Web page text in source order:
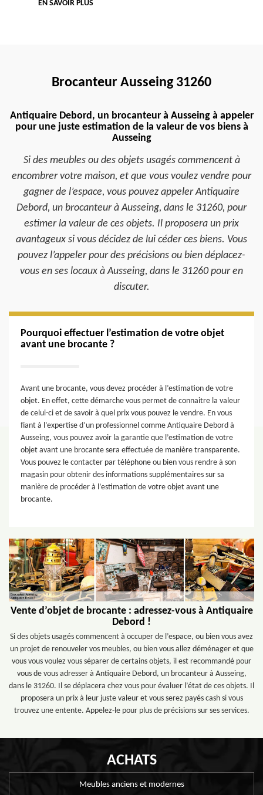
EN SAVOIR PLUS
Brocanteur Ausseing 31260
Antiquaire Debord, un brocanteur à Ausseing à appeler
pour une juste estimation de la valeur de vos biens à
Ausseing
Si des meubles ou des objets usagés commencent à
encombrer votre maison, et que vous voulez vendre pour
gagner de l’espace, vous pouvez appeler Antiquaire
Debord, un brocanteur à Ausseing, dans le 31260, pour
estimer la valeur de ces objets. Il proposera un prix
avantageux si vous décidez de lui céder ces biens. Vous
pouvez l’appeler pour des précisions ou bien déplacez-
vous en ses locaux à Ausseing, dans le 31260 pour en
discuter.
Pourquoi effectuer l’estimation de votre objet
avant une brocante ?
Avant une brocante, vous devez procéder à l’estimation de votre
objet. En effet, cette démarche vous permet de connaitre la valeur
de celui-ci et de savoir à quel prix vous pouvez le vendre. En vous
fiant à l’expertise d’un professionnel comme Antiquaire Debord à
Ausseing, vous pouvez avoir la garantie que l’estimation de votre
objet avant une brocante sera effectuée de manière transparente.
Vous pouvez le contacter par téléphone ou bien vous rendre à son
magasin pour obtenir des informations supplémentaires sur sa
manière de procéder à l’estimation de votre objet avant une
brocante.
Vente d’objet de brocante : adressez-vous à Antiquaire
Debord !
Si des objets usagés commencent à occuper de l’espace, ou bien vous avez
un projet de renouveler vos meubles, ou bien vous allez déménager et que
vous vous voulez vous séparer de certains objets, il est recommandé pour
vous de vous adresser à Antiquaire Debord, un brocanteur à Ausseing,
dans le 31260. Il se déplacera chez vous pour évaluer l’état de ces objets. Il
proposera un prix à leur juste valeur et vous serez payés cash si vous
trouvez une entente. Appelez-le pour plus de précisions sur ses services.
ACHATS
Meubles anciens et modernes